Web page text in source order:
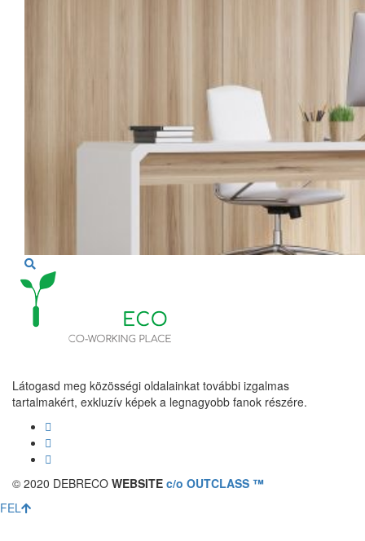
Látogasd meg közösségi oldalainkat további izgalmas
tartalmakért, exkluzív képek a legnagyobb fanok részére.
© 2020 DEBRECO WEBSITE c/o OUTCLASS ™
FEL